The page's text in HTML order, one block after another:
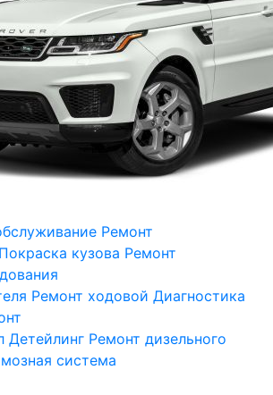
Ремонт
Покраска кузова Ремонт
Ремонт ходовой Диагностика
Детейлинг Ремонт дизельного
система